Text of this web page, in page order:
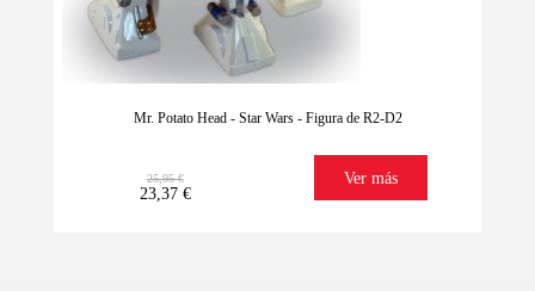
Mr. Potato Head - Star Wars - Figura de R2-D2
25,95 €
23,37 €
Ver más